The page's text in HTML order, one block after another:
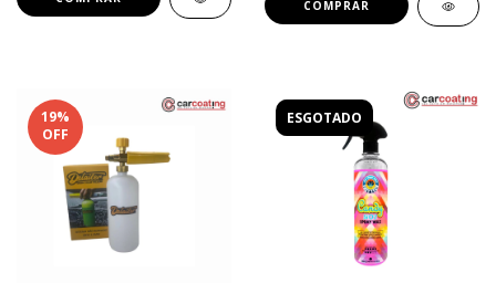
19%
OFF
ESGOTADO